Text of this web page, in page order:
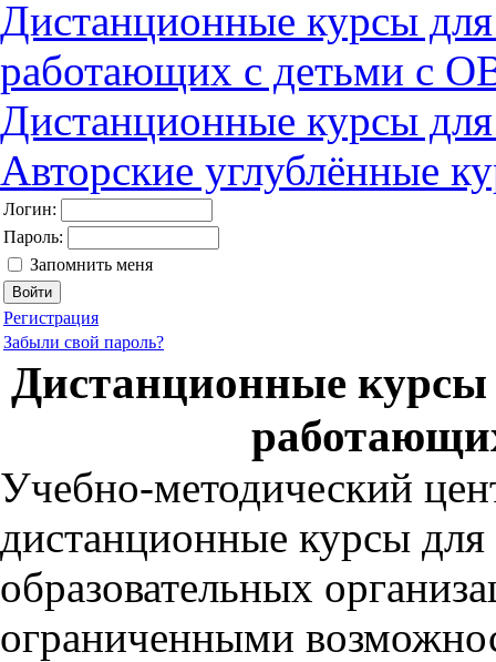
Дистанционные курсы
работающих с детьми с
Дистанционные курсы
Авторские углублённые
Логин:
Пароль:
Запомнить меня
Регистрация
Забыли свой пароль?
Дистанционные курсы
Учебно-методический
дистанционные курсы для
образовательных
ограниченными